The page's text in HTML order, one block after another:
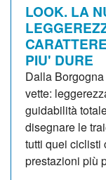
LOOK. LA
PIU' DURE
Dalla
vette:
guidabilità
disegnare le
tutti quei ciclisti
prestazioni più